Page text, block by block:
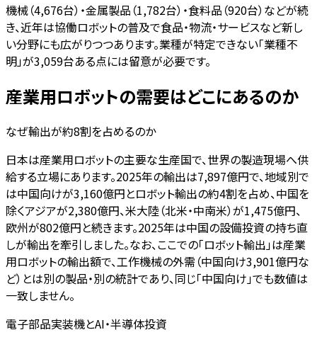
機械（4,676台）・金属製品（1,782台）・食料品（920台）などが続
き、近年は協働ロボットの普及で食品・物流・サービスなど新し
い分野にも広がりつつあります。業種が特定できない「業種不
明」が3,059台ある点には留意が必要です。
産業用ロボットの需要はどこにあるのか
なぜ輸出が約8割を占めるのか
日本は産業用ロボットの主要な生産国で、世界の製造現場へ供
給する立場にあります。2025年の輸出は7,897億円で、地域別で
は中国向けが3,160億円とロボット輸出の約4割を占め、中国を
除くアジアが2,380億円、米大陸（北米・中南米）が1,475億円、
欧州が802億円と続きます。2025年は中国の設備投資の持ち直
しが輸出を牽引しました。なお、ここでの「ロボット輸出」は産業
用ロボットの輸出額で、工作機械の外需（中国向け3,901億円な
ど）とは別の製品・別の統計であり、同じ「中国向け」でも数値は
一致しません。
電子部品実装機とAI・半導体投資